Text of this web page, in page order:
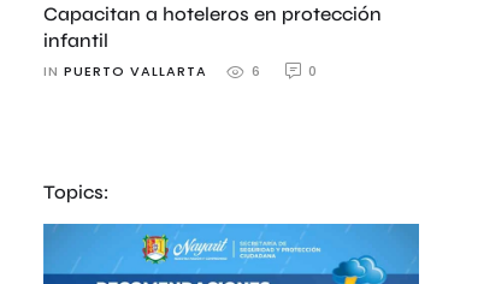
Capacitan a hoteleros en protección
infantil
IN PUERTO VALLARTA 6 0
Topics: